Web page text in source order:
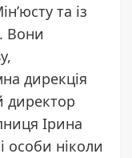
та із
Вони
дирекція
директор
Ірина
особи ніколи